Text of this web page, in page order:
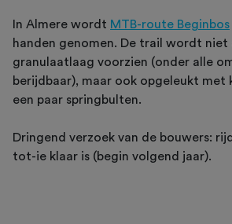
In Almere wordt MTB-route Beginbos
handen genomen. De trail wordt niet
granulaatlaag voorzien (onder alle
berijdbaar), maar ook opgeleukt met
een paar springbulten.
Dringend verzoek van de bouwers:
tot-ie klaar is (begin volgend jaar).